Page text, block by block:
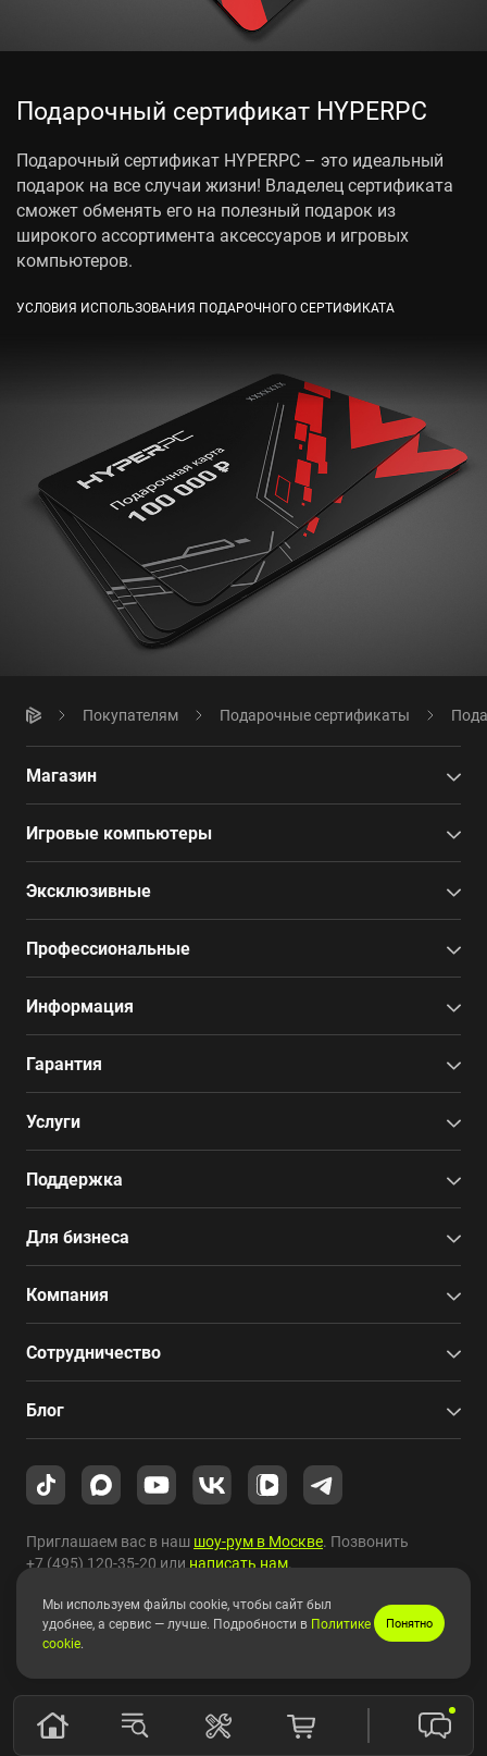
Подарочный сертификат HYPERPC
Подарочный сертификат HYPERPC – это идеальный
подарок на все случаи жизни! Владелец сертификата
сможет обменять его на полезный подарок из
широкого ассортимента аксессуаров и игровых
компьютеров.
УСЛОВИЯ ИСПОЛЬЗОВАНИЯ ПОДАРОЧНОГО СЕРТИФИКАТА
Покупателям Подарочные сертификаты
Магазин
Игровые компьютеры
Эксклюзивные
Профессиональные
Информация
Гарантия
Услуги
Поддержка
Для бизнеса
Компания
Сотрудничество
Блог
Приглашаем вас в наш шоу-рум в Москве. Позвонить
+7 (495) 120-35-20илинаписать нам.
Copyright © 2010-2026 HYPERPC.
Мы используем файлы cookie, чтобы сайт был
удобнее, а сервис — лучше. Подробности в Политике
cookie.
Понятно